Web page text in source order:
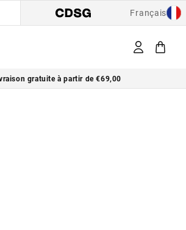
gratuite à partir de €69,00
Français